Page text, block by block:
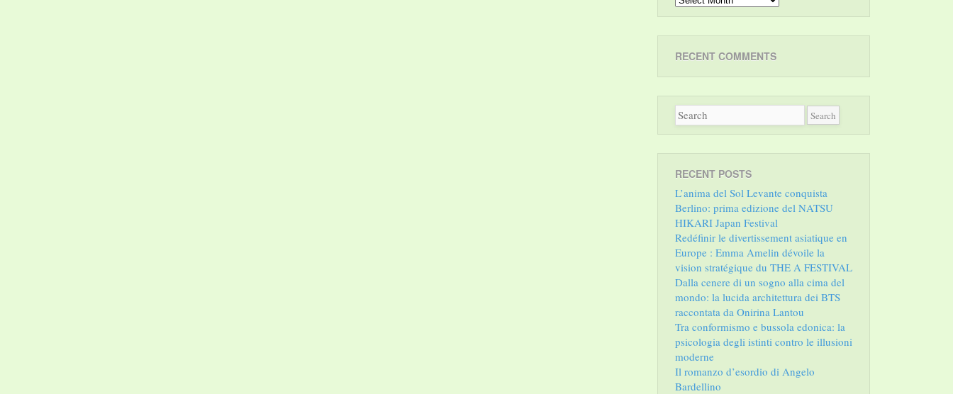
RECENT COMMENTS
RECENT POSTS
L’anima del Sol Levante conquista
Berlino: prima edizione del NATSU
HIKARI Japan Festival
Redéfinir le divertissement asiatique en
Europe : Emma Amelin dévoile la
vision stratégique du THE A FESTIVAL
Dalla cenere di un sogno alla cima del
mondo: la lucida architettura dei BTS
raccontata da Onirina Lantou
Tra conformismo e bussola edonica: la
psicologia degli istinti contro le illusioni
moderne
Il romanzo d’esordio di Angelo
Bardellino